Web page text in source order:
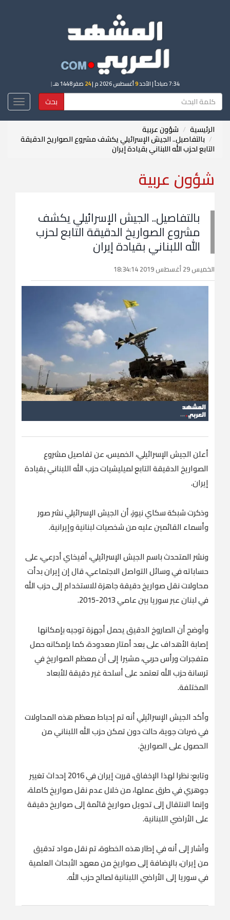
7:34 صباحاً | الأحد9أغسطس 2026 م | 24 صفر 1448 هـ |
بحث
الرئيسية شؤون عربية
بالتفاصيل.. الجيش الإسرائيلي يكشف مشروع الصواريخ الدقيقة
التابع لحزب الله اللبناني بقيادة إيران
شؤون عربية
بالتفاصيل.. الجيش الإسرائيلي يكشف
مشروع الصواريخ الدقيقة التابع لحزب
الله اللبناني بقيادة إيران
الخميس 29 أغسطس 2019 18:34:14
أعلن الجيش الإسرائيلي، الخميس، عن تفاصيل مشروع
الصواريخ الدقيقة التابع لميليشيات حزب الله اللبناني بقيادة
إيران.
وذكرت شبكة سكاي نيوز، أن الجيش الإسرائيلي نشر صور
وأسماء القائمين عليه من شخصيات لبنانية وإيرانية.
ونشر المتحدث باسم الجيش الإسرائيلي، أفيخاي أدرعي، على
حساباته في وسائل التواصل الاجتماعي، قال إن إيران بدأت
محاولات نقل صواريخ دقيقة جاهزة للاستخدام إلى حزب الله
في لبنان عبر سوريا بين عامي 2013-2015.
وأوضح أن الصاروخ الدقيق يحمل أجهزة توجيه بإمكانها
إصابة الأهداف على بعد أمتار معدودة، كما بإمكانه حمل
متفجرات ورأس حربي، مشيرا إلى أن معظم الصواريخ في
ترسانة حزب الله تعتمد على أسلحة غير دقيقة للأبعاد
المختلفة.
وأكد الجيش الإسرائيلي أنه تم إحباط معظم هذه المحاولات
في ضربات جوية، حالت دون تمكن حزب الله اللبناني من
الحصول على الصواريخ.
وتابع: نظرا لهذا الإخفاق، قررت إيران في 2016 إحداث تغيير
جوهري في طرق عملها، من خلال عدم نقل صواريخ كاملة،
وإنما الانتقال إلى تحويل صواريخ قائمة إلى صواريخ دقيقة
على الأراضي اللبنانية.
وأشار إلى أنه في إطار هذه الخطوة، تم نقل مواد تدقيق
من إيران، بالإضافة إلى صواريخ من معهد الأبحاث العلمية
في سوريا إلى الأراضي اللبنانية لصالح حزب الله.